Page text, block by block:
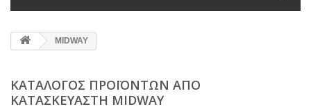
MIDWAY
ΚΑΤΆΛΟΓΟΣ ΠΡΟΪΌΝΤΩΝ ΑΠΌ
ΚΑΤΑΣΚΕΥΑΣΤΉ MIDWAY